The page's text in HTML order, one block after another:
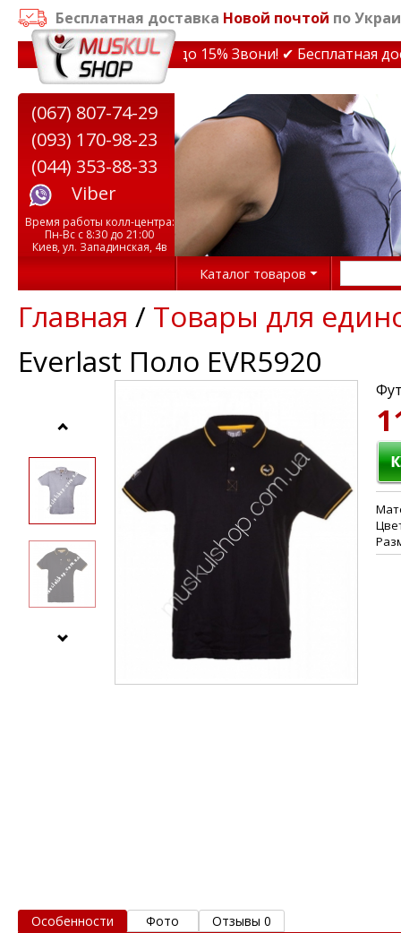
Бесплатная доставка Новой почтой по
на тренажеры до 15% Звони! ✔ Бесплатная
(067) 807-74-29
(093) 170-98-23
(044) 353-88-33
Viber
Время работы колл-центра:
Пн-Вс с 8:30 до 21:00
Киев, ул. Западинская, 4в
Каталог товаров
Главная / Товары для
Everlast Поло EVR5920
Особенности Фото Отзывы 0